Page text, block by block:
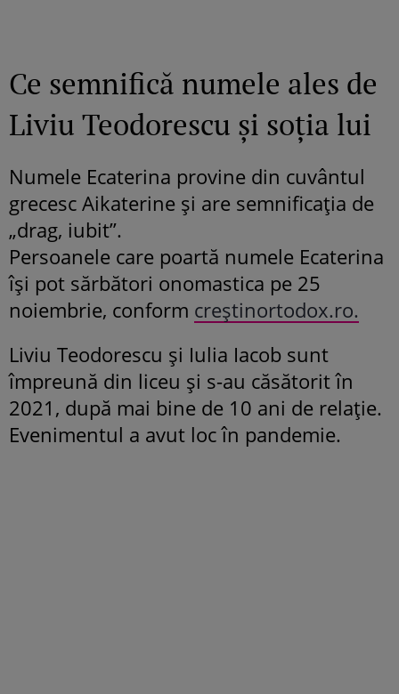
Ce semnifică numele ales de
Liviu Teodorescu și soția lui
Numele Ecaterina provine din cuvântul
grecesc Aikaterine și are semnificația de
„drag, iubit”.
Persoanele care poartă numele Ecaterina
își pot sărbători onomastica pe 25
noiembrie, conform creștinortodox.ro.
Liviu Teodorescu și Iulia Iacob sunt
împreună din liceu și s-au căsătorit în
2021, după mai bine de 10 ani de relație.
Evenimentul a avut loc în pandemie.